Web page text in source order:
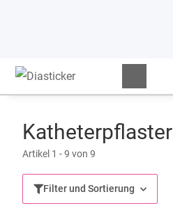
Katheterpflaster
Artikel 1 - 9 von 9
Filter und Sortierung